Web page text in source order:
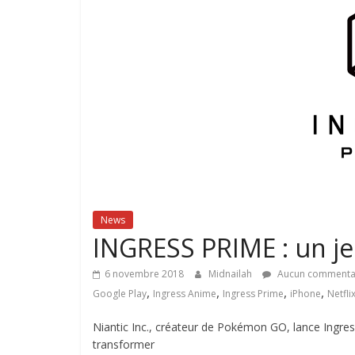
News
INGRESS PRIME : un
6 novembre 2018 Midnailah Aucun
Google Play, Ingress Anime, Ingress Prime, iPhone, Netflix
Niantic Inc., créateur de Pokémon GO, lance
transformer